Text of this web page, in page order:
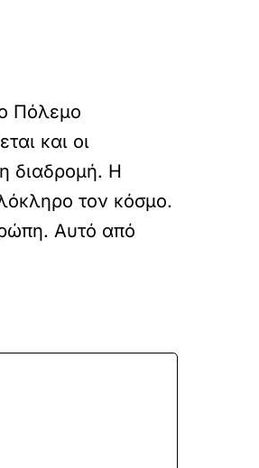
Πόλεμο
και οι
διαδρομή. Η
τον κόσμο.
Αυτό από